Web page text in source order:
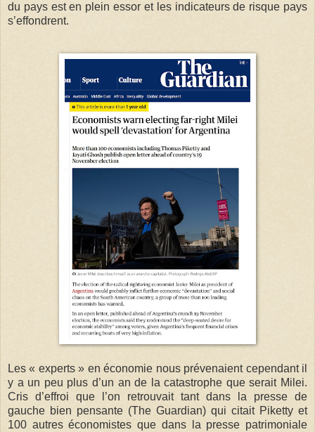
du pays est en plein essor et les indicateurs de risque pays
s’effondrent.
Les « experts » en économie nous prévenaient cependant il
y a un peu plus d’un an de la catastrophe que serait Milei.
Cris d’effroi que l’on retrouvait tant dans la presse de
gauche bien pensante (The Guardian) qui citait Piketty et
100 autres économistes que dans la presse patrimoniale